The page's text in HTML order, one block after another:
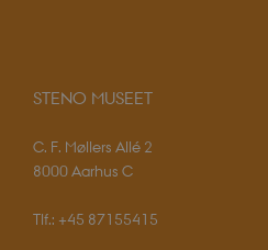
STENO MUSEET
C. F. Møllers Allé 2
8000 Aarhus C
Tlf.: +45 87155415